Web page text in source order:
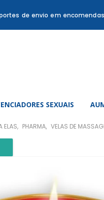
de envio em
SEXUAIS
ELAS, PHARMA, VELAS DE